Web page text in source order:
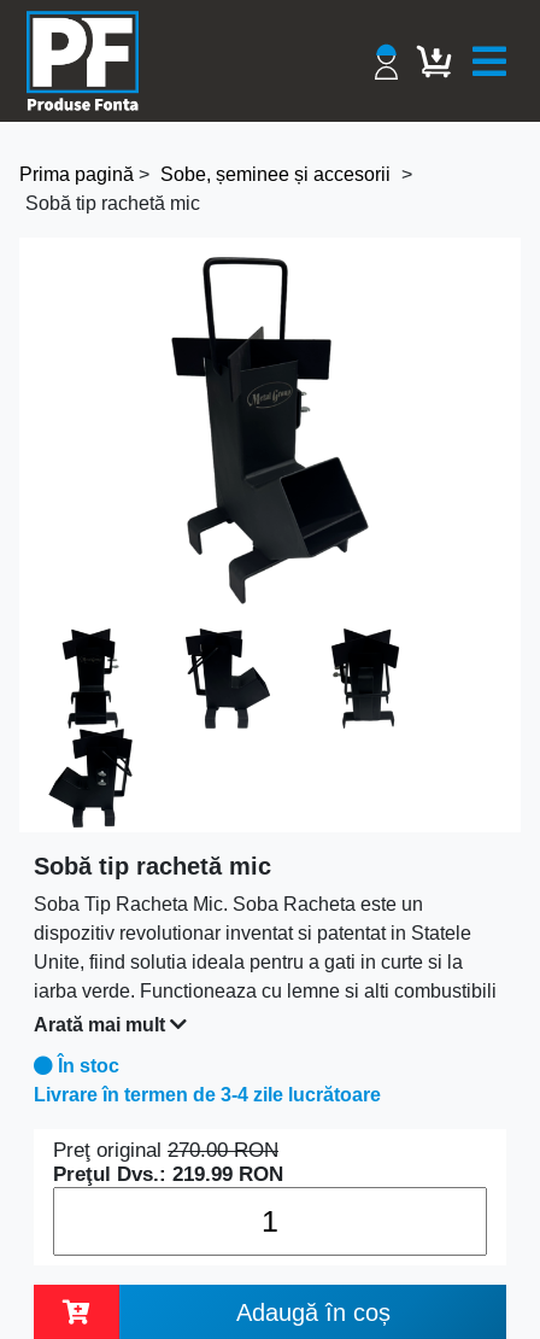
Prima pagină > Sobe, șeminee și accesorii >
Sobă tip rachetă mic
Sobă tip rachetă mic
Soba Tip Racheta Mic. Soba Racheta este un
dispozitiv revolutionar inventat si patentat in Statele
Unite, fiind solutia ideala pentru a gati in curte si la
iarba verde. Functioneaza cu lemne si alti combustibili
solizi, cum ar fi brichete, carbuni, peleti, coceni
etc.mărime ușă de alimentare 10cm
Arată mai mult
În stoc
Livrare în termen de 3-4 zile lucrătoare
Preţ original 270.00RON
Preţul Dvs.: 219.99 RON
Adaugă în coș